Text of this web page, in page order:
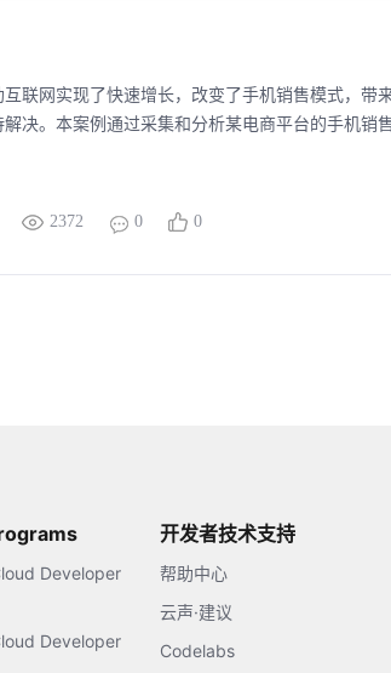
联网实现了快速增长，改变了手机销售模式，
决。本案例通过采集和分析某电商平台的手机
2372 0 0
Developer
Developer
开发者技术支持
帮助中心
云声·建议
Codelabs